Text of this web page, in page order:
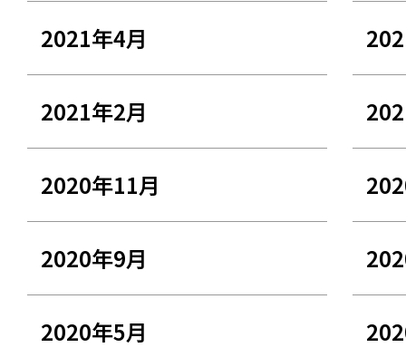
2021年4月
2021年2月
2020年11月
2020年9月
2020年5月